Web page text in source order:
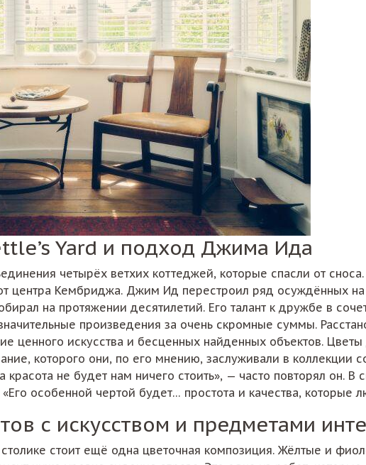
Yard и подход Джима Ида
четырёх ветхих коттеджей, которые спасли от
центра Кембриджа. Джим Ид перестроил ряд осуждённых
на протяжении десятилетий. Его талант к дружбе в
произведения за очень скромные суммы.
ценного искусства и бесценных найденных объектов.
которого они, по его мнению, заслуживали в коллекции
не будет нам ничего стоить», — часто повторял он.
особенной чертой будет… простота и качества, которые
с искусством и предметами
стоит ещё одна цветочная композиция. Жёлтые и